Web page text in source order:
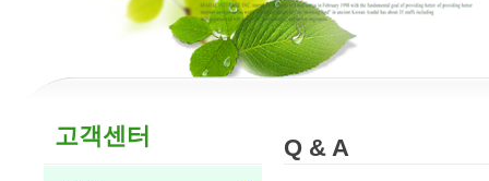
고객센터 Q & A